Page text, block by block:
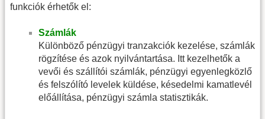
funkciók érhetők el:
Számlák
Különböző pénzügyi tranzakciók kezelése, számlák
rögzítése és azok nyilvántartása. Itt kezelhetők a
vevői és szállítói számlák, pénzügyi egyenlegközlő
és felszólító levelek küldése, késedelmi kamatlevél
előállítása, pénzügyi számla statisztikák.